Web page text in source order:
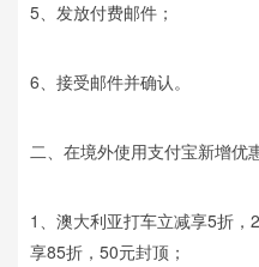
5、发放付费邮件；
6、接受邮件并确认。
二、在境外使用支付宝新增优
1、澳大利亚打车立减享5折
享85折，50元封顶；